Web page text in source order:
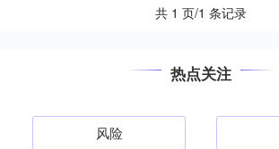
共 1 页/1 条记录
热点关注
风险